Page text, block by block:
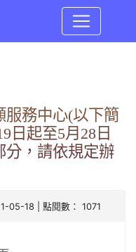
服務中心(以下簡
日起至5月28日
分，請依規定辦
05-18 | 點閱數： 1071